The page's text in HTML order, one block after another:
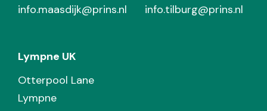
info.maasdijk@prins.nl
info.tilburg@prins.nl
Lympne UK
Otterpool Lane
Lympne